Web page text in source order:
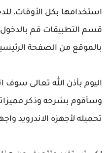
استخدامها بكل الأوقات،
قسم التطبيقات قم
بالموقع من الصفحة
وسأقوم بشرحه وذكر
تحميله لأجهزه الاندرويد